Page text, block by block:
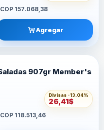
157.068,38
Agregar
907gr Member's
Divisas -13,04%
26,41$
118.513,46